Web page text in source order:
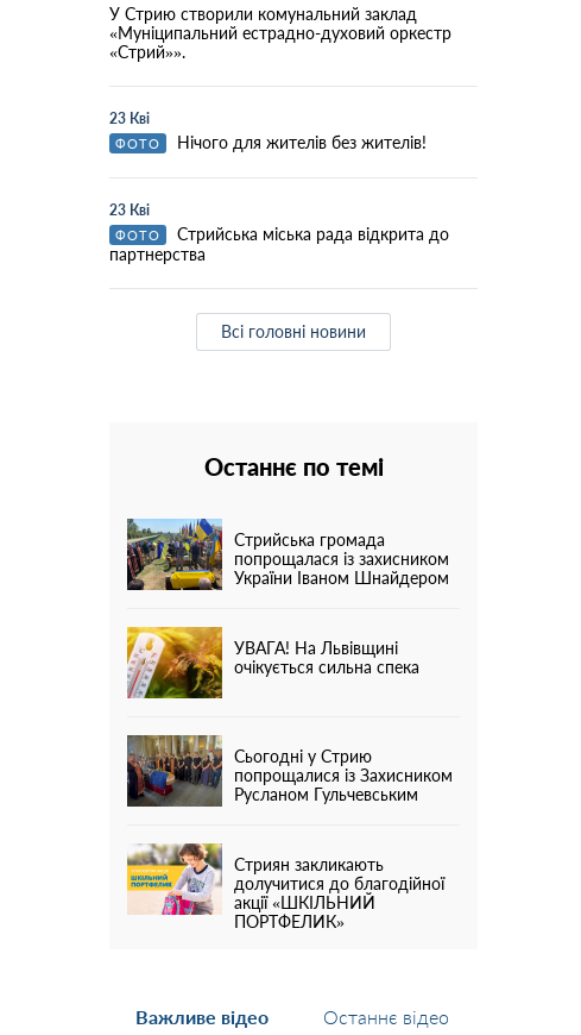
У Стрию створили комунальний заклад
«Муніципальний естрадно-духовий оркестр
«Стрий»».
23 Кві
ФОТО Нічого для жителів без жителів!
23 Кві
ФОТО
Стрийська міська рада відкрита до
партнерства
Всі головні новини
Останнє по темі
Стрийська громада
попрощалася із захисником
України Іваном Шнайдером
УВАГА! На Львівщині
очікується сильна спека
Сьогодні у Стрию
попрощалися із Захисником
Русланом Гульчевським
Стриян закликають
долучитися до благодійної
акції «ШКІЛЬНИЙ
ПОРТФЕЛИК»
Важливе відео Останнє відео